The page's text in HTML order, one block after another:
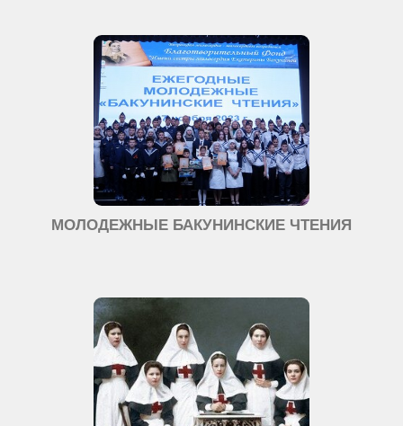
МОЛОДЕЖНЫЕ БАКУНИНСКИЕ ЧТЕНИЯ